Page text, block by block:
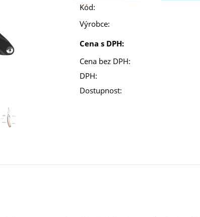
Kód:
Výrobce:
Cena s DPH:
Cena bez DPH:
DPH:
Dostupnost: